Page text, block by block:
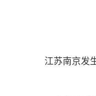
江苏南京发